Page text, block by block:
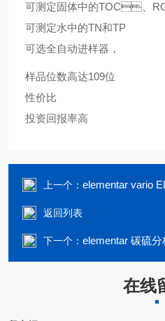
可测定固体中的TOC、
可测定水中的TN和TP
可选全自动进样器，
样品位数高达109位
性价比
投资回报率高
上一个： elementar vario
返回列表
下一个： elementar 碳硫分
在线